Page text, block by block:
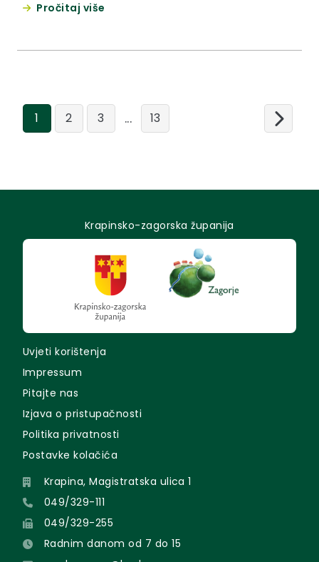
poljoprivredi.
Pročitaj više
1 2 3 ... 13
Krapinsko-zagorska županija
Uvjeti korištenja
Impressum
Pitajte nas
Izjava o pristupačnosti
Politika privatnosti
Postavke kolačića
Krapina, Magistratska ulica 1
049/329-111
049/329-255
Radnim danom od 7 do 15